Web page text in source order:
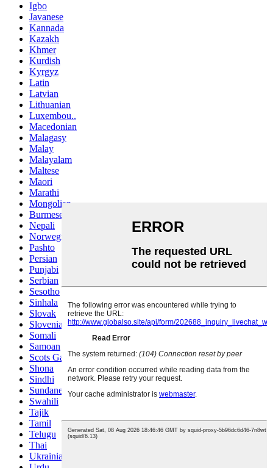
Igbo
Javanese
Kannada
Kazakh
Khmer
Kurdish
Kyrgyz
Latin
Latvian
Lithuanian
Luxembou..
Macedonian
Malagasy
Malay
Malayalam
Maltese
Maori
Marathi
Mongolian
Burmese
Nepali
Norwegian
Pashto
Persian
Punjabi
Serbian
Sesotho
Sinhala
Slovak
Slovenian
Somali
Samoan
Scots Gaelic
Shona
Sindhi
Sundanese
Swahili
Tajik
Tamil
Telugu
Thai
Ukrainian